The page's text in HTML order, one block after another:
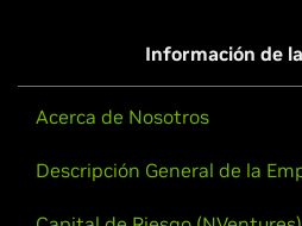
Información de
Acerca de Nosotros
Descripción General de la